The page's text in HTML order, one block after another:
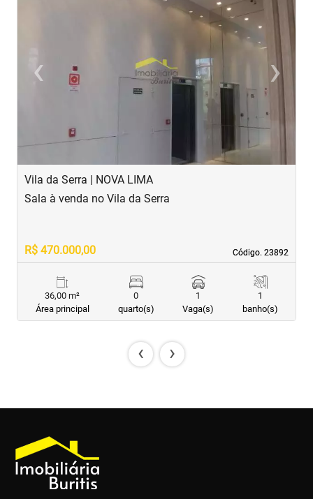
‹Previous ›
Next
Vila da Serra | NOVA LIMA
Código. 23892
Código. 23892
Sala à venda no Vila da Serra
R$ 470.000,00
36,00 m²
Área principal
0
quarto(s)
1
Vaga(s)
1
banho(s)
‹ ›